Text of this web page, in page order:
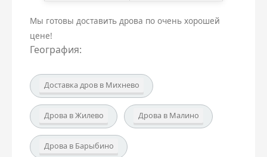
Мы готовы доставить дрова по очень хорошей
цене!
География:
Доставка дров в Михнево
Дрова в Жилево Дрова в Малино
Дрова в Барыбино